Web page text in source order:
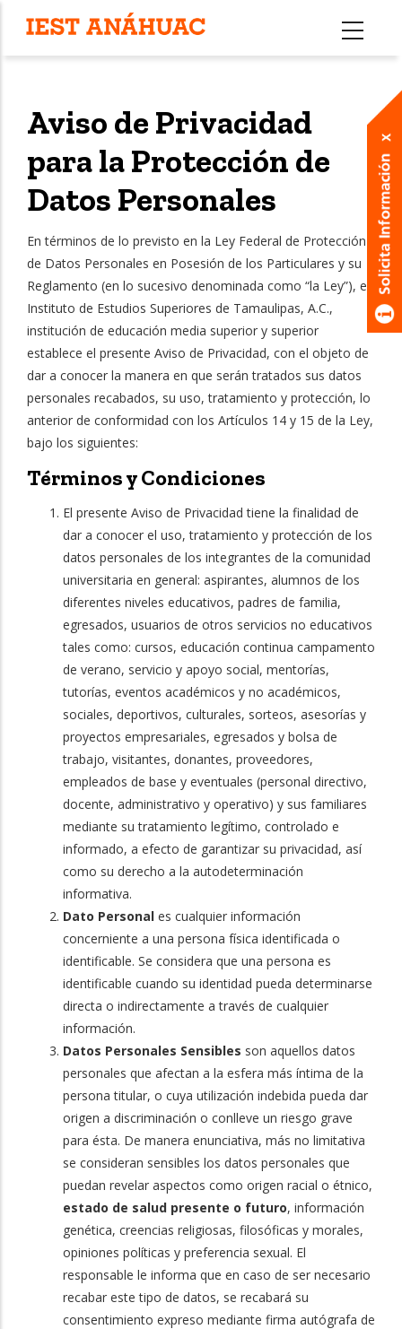
contenido
Aviso de Privacidad
para la Protección de
Datos Personales
En términos de lo previsto en la Ley Federal de Protección
de Datos Personales en Posesión de los Particulares y su
Reglamento (en lo sucesivo denominada como “la Ley”), el
Instituto de Estudios Superiores de Tamaulipas, A.C.,
institución de educación media superior y superior
establece el presente Aviso de Privacidad, con el objeto de
dar a conocer la manera en que serán tratados sus datos
personales recabados, su uso, tratamiento y protección, lo
anterior de conformidad con los Artículos 14 y 15 de la Ley,
bajo los siguientes:
Términos y Condiciones
El presente Aviso de Privacidad tiene la finalidad de
dar a conocer el uso, tratamiento y protección de los
datos personales de los integrantes de la comunidad
universitaria en general: aspirantes, alumnos de los
diferentes niveles educativos, padres de familia,
egresados, usuarios de otros servicios no educativos
tales como: cursos, educación continua campamento
de verano, servicio y apoyo social, mentorías,
tutorías, eventos académicos y no académicos,
sociales, deportivos, culturales, sorteos, asesorías y
proyectos empresariales, egresados y bolsa de
trabajo, visitantes, donantes, proveedores,
empleados de base y eventuales (personal directivo,
docente, administrativo y operativo) y sus familiares
mediante su tratamiento legítimo, controlado e
informado, a efecto de garantizar su privacidad, así
como su derecho a la autodeterminación
informativa.
Dato Personal es cualquier información
concerniente a una persona física identificada o
identificable. Se considera que una persona es
identificable cuando su identidad pueda determinarse
directa o indirectamente a través de cualquier
información.
Datos Personales Sensibles son aquellos datos
personales que afectan a la esfera más íntima de la
persona titular, o cuya utilización indebida pueda dar
origen a discriminación o conlleve un riesgo grave
para ésta. De manera enunciativa, más no limitativa
se consideran sensibles los datos personales que
puedan revelar aspectos como origen racial o étnico,
estado de salud presente o futuro, información
genética, creencias religiosas, filosóficas y morales,
opiniones políticas y preferencia sexual. El
responsable le informa que en caso de ser necesario
recabar este tipo de datos, se recabará su
consentimiento expreso mediante firma autógrafa de